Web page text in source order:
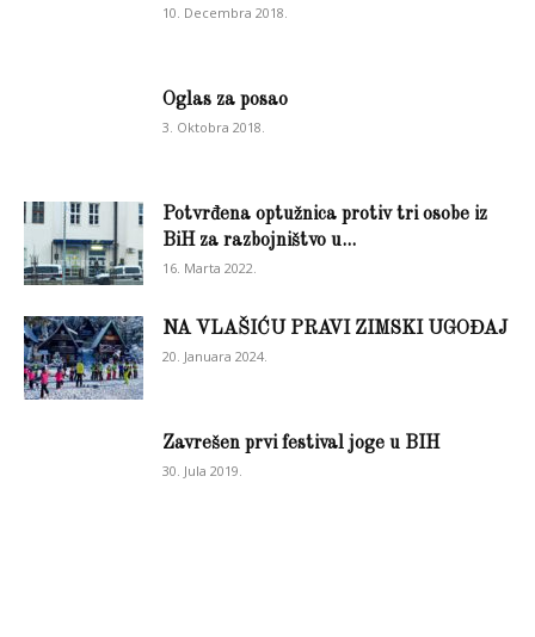
10. Decembra 2018.
Oglas za posao
3. Oktobra 2018.
Potvrđena optužnica protiv tri osobe iz
BiH za razbojništvo u...
16. Marta 2022.
NA VLAŠIĆU PRAVI ZIMSKI UGOĐAJ
20. Januara 2024.
Zavrešen prvi festival joge u BIH
30. Jula 2019.